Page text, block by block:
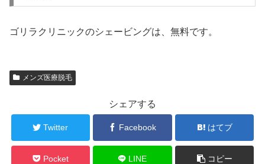
ゴリラクリニックのシェービングは、無料です。
メンズ医療脱毛
シェアする
Twitter Facebook はてブ
Pocket LINE コピー